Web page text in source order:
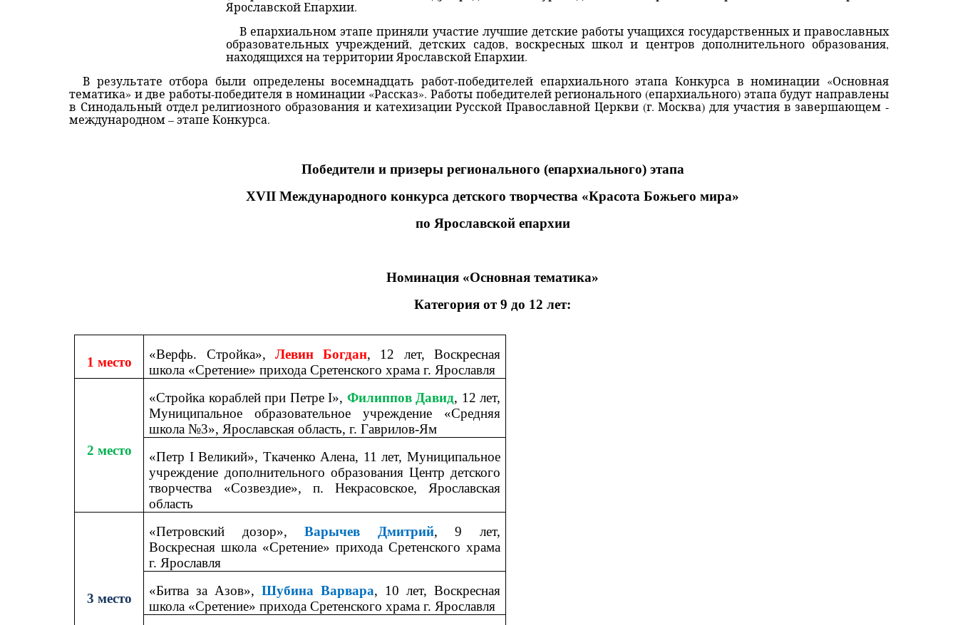
Ярославской Епархии.
В епархиальном этапе приняли участие лучшие детские работы учащихся государственных и православных
образовательных учреждений, детских садов, воскресных школ и центров дополнительного образования,
находящихся на территории Ярославской Епархии.
В результате отбора были определены восемнадцать работ-победителей епархиального этапа Конкурса в номинации «Основная
тематика» и две работы-победителя в номинации «Рассказ». Работы победителей регионального (епархиального) этапа будут направлены
в Синодальный отдел религиозного образования и катехизации Русской Православной Церкви (г. Москва) для участия в завершающем -
международном – этапе Конкурса.
Победители и призеры регионального (епархиального) этапа
ХVII Международного конкурса детского творчества «Красота Божьего мира»
по Ярославской епархии
Номинация «Основная тематика»
Категория от 9 до 12 лет:
1 место
«Верфь. Стройка», Левин Богдан, 12 лет, Воскресная
школа «Сретение» прихода Сретенского храма г. Ярославля
2 место
«Стройка кораблей при ПетреI», Филиппов Давид, 12 лет,
Муниципальное образовательное учреждение «Средняя
школа №3», Ярославская область, г. Гаврилов-Ям
«Петр IВеликий», Ткаченко Алена, 11 лет, Муниципальное
учреждение дополнительного образования Центр детского
творчества «Созвездие», п. Некрасовское, Ярославская
область
3 место
«Петровский дозор»,Варычев Дмитрий, 9 лет,
Воскресная школа «Сретение» прихода Сретенского храма
г. Ярославля
«Битва за Азов»,Шубина Варвара, 10 лет, Воскресная
школа «Сретение» прихода Сретенского храма г. Ярославля